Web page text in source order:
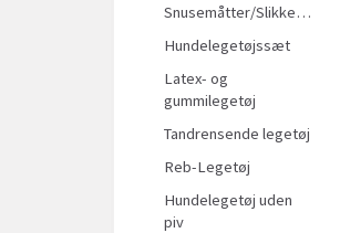
Snusemåtter/Slikkeplader
Hundelegetøjssæt
Latex- og
gummilegetøj
Tandrensende legetøj
Reb-Legetøj
Hundelegetøj uden
piv